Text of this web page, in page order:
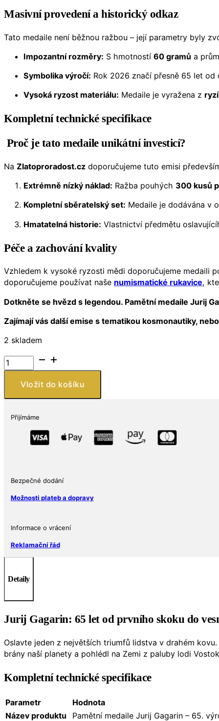
Masivní provedení a historický odkaz
Tato medaile není běžnou ražbou – její parametry byly
Impozantní rozměry: S hmotností 60 gramů a
Symbolika výročí: Rok 2026 značí přesně 65 let
Vysoká ryzost materiálu: Medaile je vyražena z
Kompletní technické specifikace
Proč je tato medaile unikátní investicí?
Na Zlatoproradost.cz doporučujeme tuto emisi
Extrémně nízký náklad: Ražba pouhých 300 kusů
Kompletní sběratelský set: Medaile je dodávána v
Hmatatelná historie: Vlastnictví předmětu
Péče a zachování kvality
Vzhledem k vysoké ryzosti mědi doporučujeme medaili
doporučujeme používat naše numismatické rukavice,
Dotkněte se hvězd s legendou. Pamětní medaile Jurij
Zajímají vás další emise s tematikou kosmonautiky,
2 skladem
Měděná
medaile
výročí
Vložit do košíku
Přijímáme
Bezpečné dodání
Možnosti plateb a dopravy
Informace o vrácení
Reklamační řád
Detaily
Jurij Gagarin: 65 let od prvního skoku do
Oslavte jeden z největších triumfů lidstva v drahém kovu.
brány naší planety a pohlédl na Zemi z paluby lodi
Kompletní technické specifikace
Parametr
Hodnota
Název produktu
Pamětní medaile Jurij Gagarin – 65.